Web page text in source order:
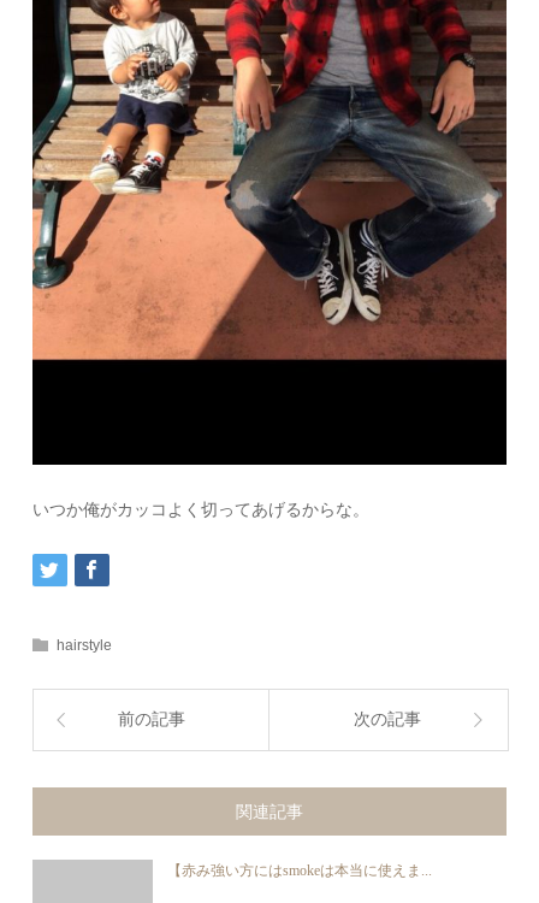
いつか俺がカッコよく切ってあげるからな。
hairstyle
前の記事 次の記事
関連記事
【赤み強い方にはsmokeは本当に使えま...